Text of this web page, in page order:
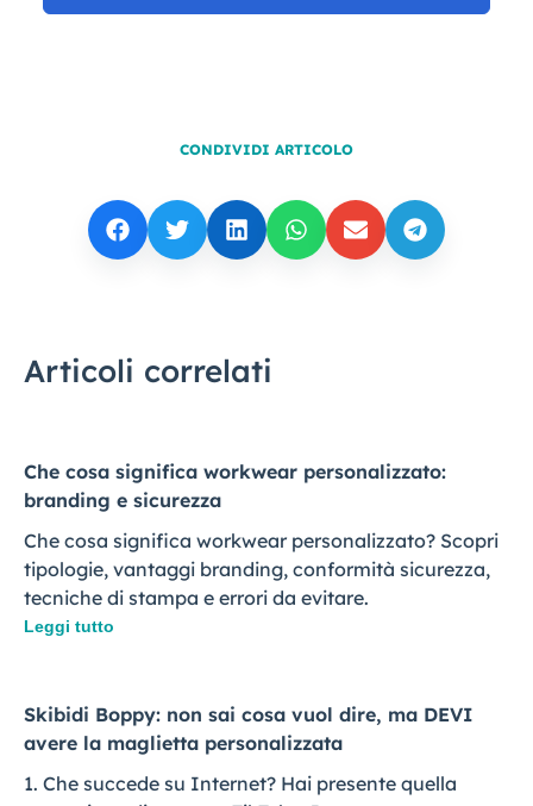
CONDIVIDI ARTICOLO
Articoli correlati
Che cosa significa workwear personalizzato:
branding e sicurezza
Che cosa significa workwear personalizzato? Scopri
tipologie, vantaggi branding, conformità sicurezza,
tecniche di stampa e errori da evitare.
Leggi tutto
Skibidi Boppy: non sai cosa vuol dire, ma DEVI
avere la maglietta personalizzata
1. Che succede su Internet? Hai presente quella